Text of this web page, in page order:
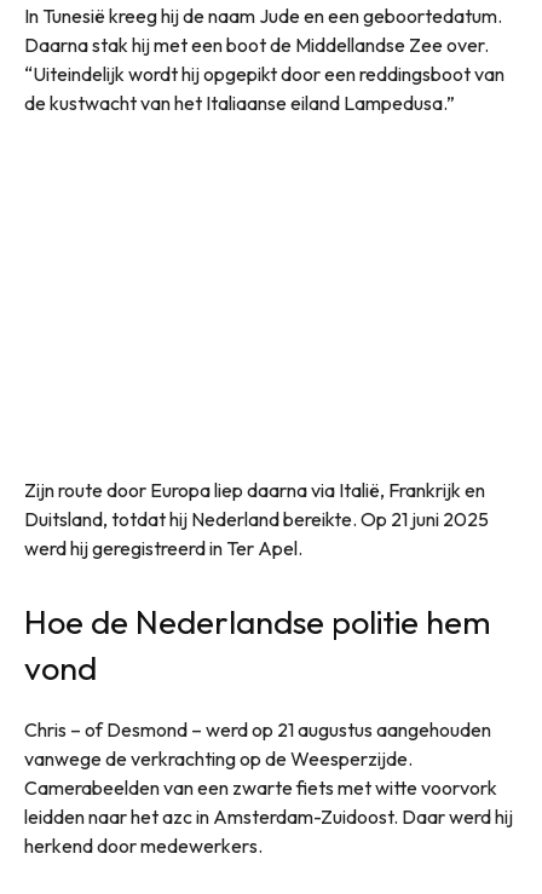
In Tunesië kreeg hij de naam Jude en een geboortedatum.
Daarna stak hij met een boot de Middellandse Zee over.
“Uiteindelijk wordt hij opgepikt door een reddingsboot van
de kustwacht van het Italiaanse eiland Lampedusa.”
Zijn route door Europa liep daarna via Italië, Frankrijk en
Duitsland, totdat hij Nederland bereikte. Op 21 juni 2025
werd hij geregistreerd in Ter Apel.
Hoe de Nederlandse politie hem
vond
Chris – of Desmond – werd op 21 augustus aangehouden
vanwege de verkrachting op de Weesperzijde.
Camerabeelden van een zwarte fiets met witte voorvork
leidden naar het azc in Amsterdam-Zuidoost. Daar werd hij
herkend door medewerkers.